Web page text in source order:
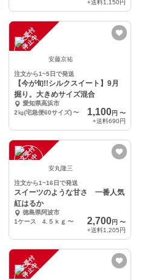
+送料1,150円
注
文
受
付
停
止
中
安藤京祐
注文から1~5日で発送
【今が旬!!シルクスイート】9月
掘り。大きめサイズ混合
愛知県高浜市
2㎏(宅急便60サイズ) 〜 1,100円 〜
+送料690円
注
文
受
付
停
止
中 安丸隆三
注文から1~16日で発送
スイーツのような甘さ 一番人気
紅はるか
徳島県阿波市
1ケース 4.５ｋｇ 〜 2,700円 〜
+送料1,205円
注
文
受
付
停
止
中